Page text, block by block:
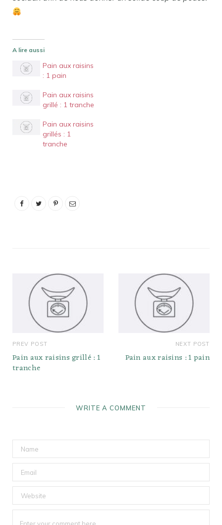
A lire aussi
Pain aux raisins
: 1 pain
Pain aux raisins
grillé : 1 tranche
Pain aux raisins
grillés : 1
tranche
PREV POST
Pain aux raisins grillé : 1
tranche
NEXT POST
Pain aux raisins : 1 pain
WRITE A COMMENT